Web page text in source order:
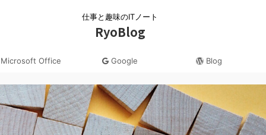
仕事と趣味のITノート
RyoBlog
Microsoft Office Google Blog